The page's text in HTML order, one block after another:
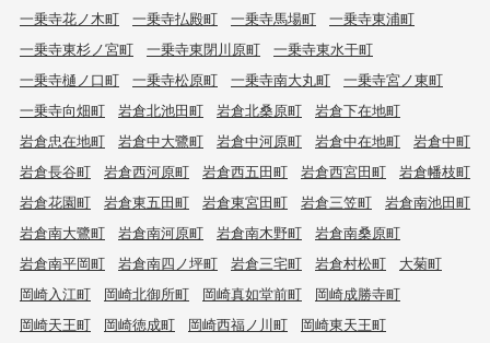
一乗寺花ノ木町
一乗寺払殿町 一乗寺馬場町
一乗寺東浦町
一乗寺東杉ノ宮町
一乗寺東閉川原町
一乗寺東水干町
一乗寺樋ノ口町
一乗寺松原町 一乗寺南大丸町
一乗寺宮ノ東町
一乗寺向畑町
岩倉北池田町 岩倉北桑原町
岩倉下在地町
岩倉忠在地町
岩倉中大鷺町 岩倉中河原町 岩倉中在地町
岩倉中町
岩倉長谷町
岩倉西河原町 岩倉西五田町 岩倉西宮田町
岩倉幡枝町
岩倉花園町
岩倉東五田町 岩倉東宮田町 岩倉三笠町
岩倉南池田町
岩倉南大鷺町
岩倉南河原町 岩倉南木野町
岩倉南桑原町
岩倉南平岡町
岩倉南四ノ坪町 岩倉三宅町 岩倉村松町
大菊町
岡崎入江町
岡崎北御所町 岡崎真如堂前町
岡崎成勝寺町
岡崎天王町
岡崎徳成町 岡崎西福ノ川町
岡崎東天王町